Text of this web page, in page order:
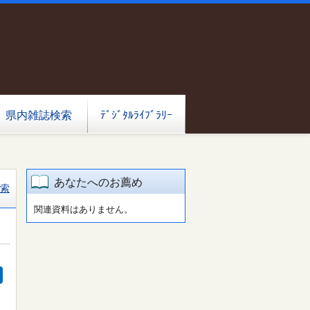
県内雑誌検索 ﾃﾞｼﾞﾀﾙﾗｲﾌﾞﾗﾘｰ
あなたへのお薦め
関連資料はありません。